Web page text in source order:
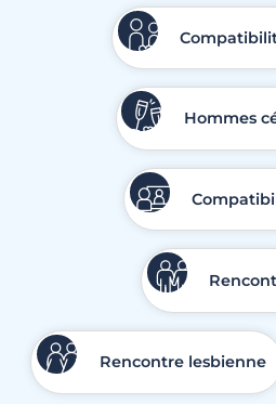
Rencontre à Talence
Hommes
Rencontre lesbienne